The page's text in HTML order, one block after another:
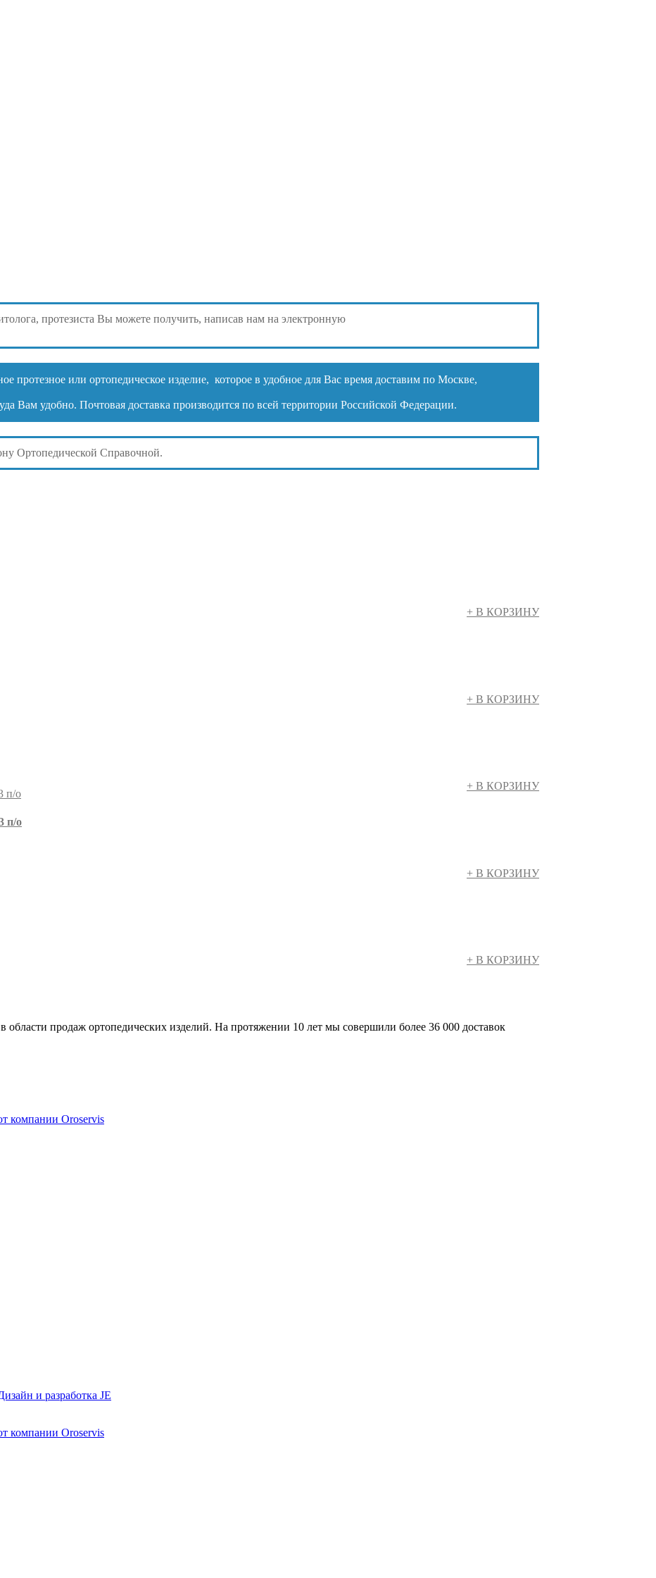
протезиста Вы можете получить, написав нам на электронную
протезное или ортопедическое изделие, которое в удобное для Вас время доставим по Москве,
Вам удобно. Почтовая доставка производится по всей территории Российской Федерации.
Ортопедической Справочной.
+ В КОРЗИНУ
+ В КОРЗИНУ
+ В КОРЗИНУ
п/о
+ В КОРЗИНУ
+ В КОРЗИНУ
продаж ортопедических изделий. На протяжении 10 лет мы совершили более 36 000 доставок
компании Oroservis
и разработка JE
компании Oroservis